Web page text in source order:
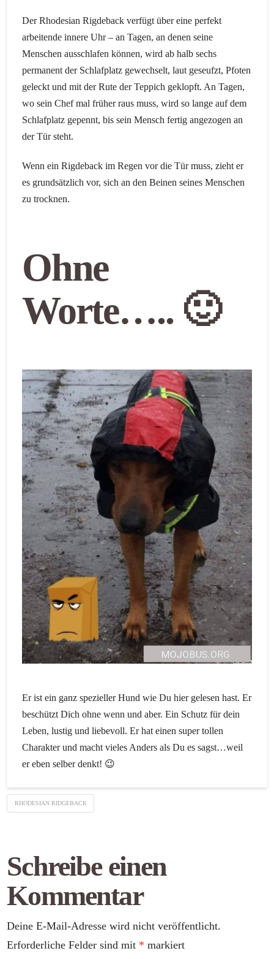
Der Rhodesian Rigdeback verfügt über eine perfekt
arbeitende innere Uhr – an Tagen, an denen seine
Menschen ausschlafen können, wird ab halb sechs
permanent der Schlafplatz gewechselt, laut geseufzt, Pfoten
geleckt und mit der Rute der Teppich geklopft. An Tagen,
wo sein Chef mal früher raus muss, wird so lange auf dem
Schlafplatz gepennt, bis sein Mensch fertig angezogen an
der Tür steht.
Wenn ein Rigdeback im Regen vor die Tür muss, zieht er
es grundsätzlich vor, sich an den Beinen seines Menschen
zu trocknen.
Ohne
Worte….. 🙂
Er ist ein ganz spezieller Hund wie Du hier gelesen hast. Er
beschützt Dich ohne wenn und aber. Ein Schutz für dein
Leben, lustig und liebevoll. Er hat einen super tollen
Charakter und macht vieles Anders als Du es sagst…weil
er eben selber denkt! 😉
RHODESIAN RIDGEBACK
Schreibe einen
Kommentar
Deine E-Mail-Adresse wird nicht veröffentlicht.
Erforderliche Felder sind mit * markiert